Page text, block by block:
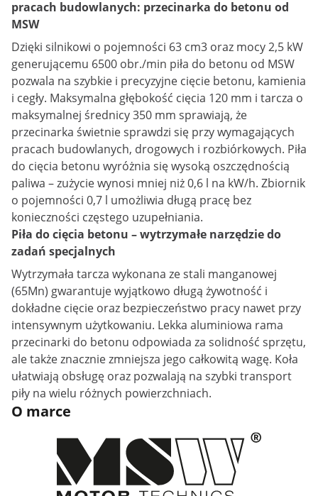
pracach budowlanych: przecinarka do betonu od
MSW
Dzięki silnikowi o pojemności 63 cm3 oraz mocy 2,5 kW
generującemu 6500 obr./min piła do betonu od MSW
pozwala na szybkie i precyzyjne cięcie betonu, kamienia
i cegły. Maksymalna głębokość cięcia 120 mm i tarcza o
maksymalnej średnicy 350 mm sprawiają, że
przecinarka świetnie sprawdzi się przy wymagających
pracach budowlanych, drogowych i rozbiórkowych. Piła
do cięcia betonu wyróżnia się wysoką oszczędnością
paliwa – zużycie wynosi mniej niż 0,6 l na kW/h. Zbiornik
o pojemności 0,7 l umożliwia długą pracę bez
konieczności częstego uzupełniania.
Piła do cięcia betonu – wytrzymałe narzędzie do
zadań specjalnych
Wytrzymała tarcza wykonana ze stali manganowej
(65Mn) gwarantuje wyjątkowo długą żywotność i
dokładne cięcie oraz bezpieczeństwo pracy nawet przy
intensywnym użytkowaniu. Lekka aluminiowa rama
przecinarki do betonu odpowiada za solidność sprzętu,
ale także znacznie zmniejsza jego całkowitą wagę. Koła
ułatwiają obsługę oraz pozwalają na szybki transport
piły na wielu różnych powierzchniach.
O marce